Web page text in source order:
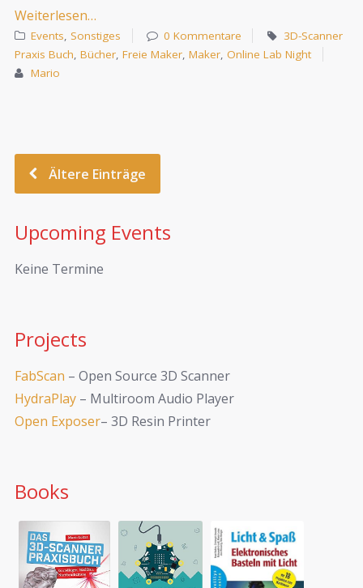
Weiterlesen…
Events, Sonstiges 0 Kommentare
3D-Scanner
Praxis Buch, Bücher, Freie Maker, Maker, Online Lab Night
Mario
Ältere Einträge
Upcoming Events
Keine Termine
Projects
FabScan – Open Source 3D Scanner
HydraPlay – Multiroom Audio Player
Open Exposer– 3D Resin Printer
Books